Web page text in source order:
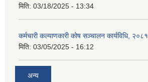
मिति: 03/18/2025 - 13:34
कर्मचारी कल्याणकारी कोष सञ्चालन कार्यविधि, २०८१
मिति: 03/05/2025 - 16:12
अन्य